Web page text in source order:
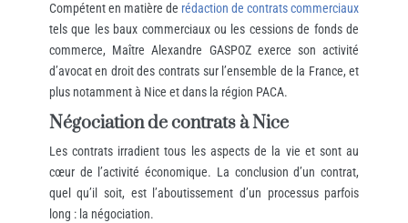
Compétent en matière de rédaction de contrats commerciaux
tels que les baux commerciaux ou les cessions de fonds de
commerce, Maître Alexandre GASPOZ exerce son activité
d’avocat en droit des contrats sur l’ensemble de la France, et
plus notamment à Nice et dans la région PACA.
Négociation de contrats à Nice
Les contrats irradient tous les aspects de la vie et sont au
cœur de l’activité économique. La conclusion d’un contrat,
quel qu’il soit, est l’aboutissement d’un processus parfois
long : la négociation.